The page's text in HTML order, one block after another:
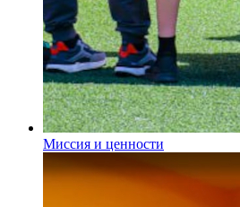
Миссия и ценности